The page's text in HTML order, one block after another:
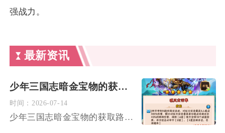
强战力。
最新资讯
少年三国志暗金宝物的获取路径是什么
时间： 2026-07-14
少年三国志暗金宝物的获取路径主要分为长期稳定商店兑换、周期性...